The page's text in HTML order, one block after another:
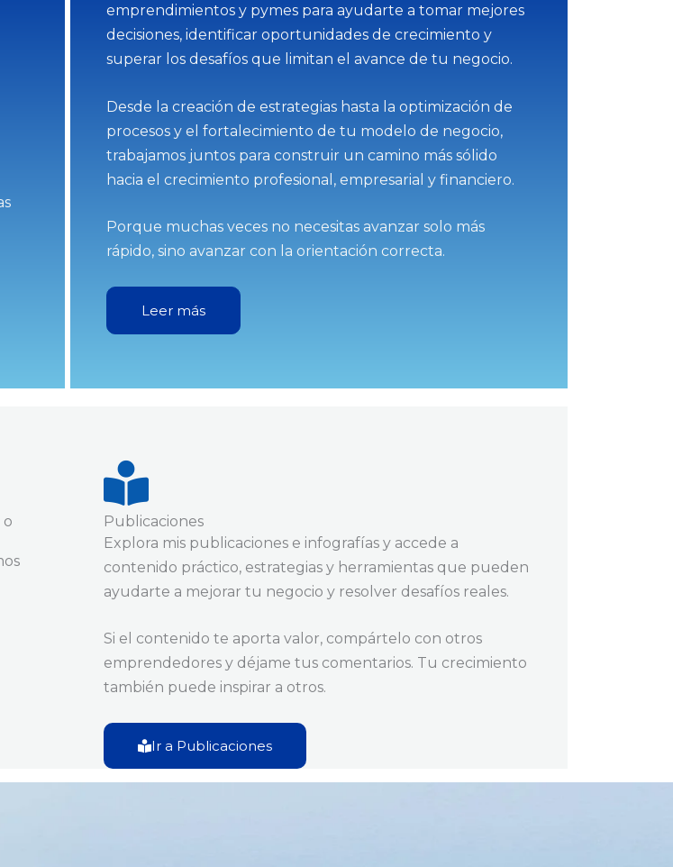
emprendimientos y pymes para ayudarte a tomar mejores
decisiones, identificar oportunidades de crecimiento y
superar los desafíos que limitan el avance de tu negocio.
Desde la creación de estrategias hasta la optimización de
procesos y el fortalecimiento de tu modelo de negocio,
trabajamos juntos para construir un camino más sólido
hacia el crecimiento profesional, empresarial y financiero.
Porque muchas veces no necesitas avanzar solo más
rápido, sino avanzar con la orientación correcta.
Leer más
o
Publicaciones
Explora mis publicaciones e infografías y accede a
contenido práctico, estrategias y herramientas que pueden
ayudarte a mejorar tu negocio y resolver desafíos reales.
Si el contenido te aporta valor, compártelo con otros
emprendedores y déjame tus comentarios. Tu crecimiento
también puede inspirar a otros.
Ir a Publicaciones